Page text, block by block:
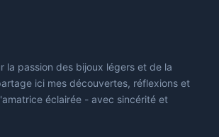
la passion des bijoux légers et de la
ici mes découvertes, réflexions et
éclairée - avec sincérité et